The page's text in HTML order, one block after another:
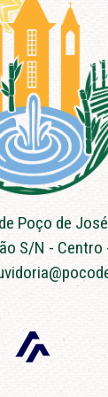
Poço de
S/N - Centro